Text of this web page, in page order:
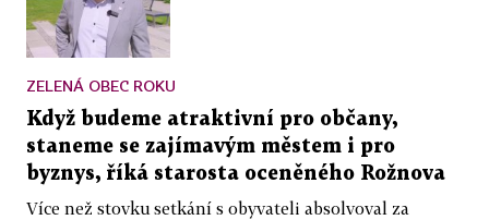
ZELENÁ OBEC ROKU
Když budeme atraktivní pro občany,
staneme se zajímavým městem i pro
byznys, říká starosta oceněného Rožnova
Více než stovku setkání s obyvateli absolvoval za